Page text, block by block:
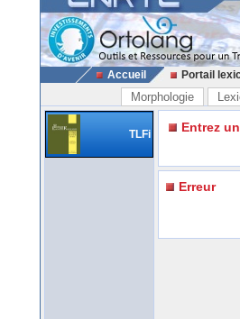
Accueil Portail
Morphologie
TLFi Entrez
Erreur